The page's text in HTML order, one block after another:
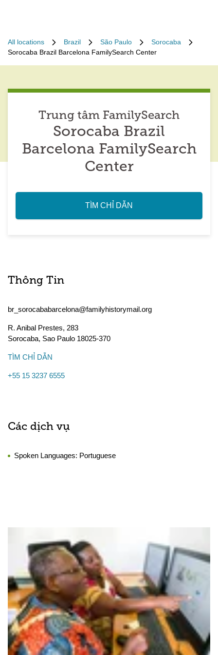
All locations Brazil São Paulo
Sorocaba
Sorocaba Brazil Barcelona FamilySearch Center
Trung tâm FamilySearch
Sorocaba Brazil
Barcelona FamilySearch
Center
TÌM CHỈ DẪN
Thông Tin
br_sorocababarcelona@familyhistorymail.org
R. Anibal Prestes, 283
Sorocaba, Sao Paulo 18025-370
TÌM CHỈ DẪN
+55 15 3237 6555
Các dịch vụ
Spoken Languages: Portuguese